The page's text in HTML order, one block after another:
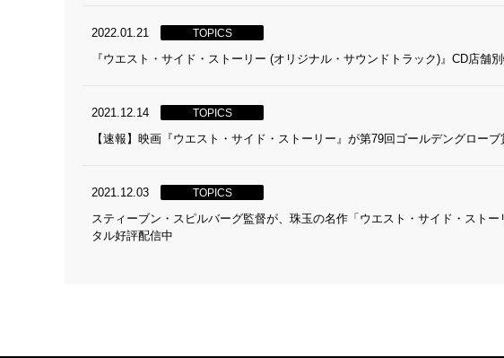
2022.01.21 TOPICS
『ウエスト・サイド・ストーリー (オリジナル・サウンドトラック)』CD店舗
2021.12.14 TOPICS
【速報】映画『ウエスト・サイド・ストーリー』が第79回ゴールデングロー
2021.12.03 TOPICS
スティーブン・スピルバーグ監督が、珠玉の名作「ウエスト・サイド・スト
タル好評配信中